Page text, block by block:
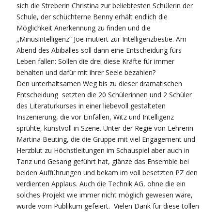
sich die Streberin Christina zur beliebtesten Schülerin der
Schule, der schüchterne Benny erhält endlich die
Möglichkeit Anerkennung zu finden und die
„Minusintelligenz“ Joe mutiert zur Intelligenzbestie. Am
Abend des Abiballes soll dann eine Entscheidung fürs
Leben fallen: Sollen die drei diese Kräfte für immer
behalten und dafür mit ihrer Seele bezahlen?
Den unterhaltsamen Weg bis zu dieser dramatischen
Entscheidung setzten die 20 Schülerinnen und 2 Schüler
des Literaturkurses in einer liebevoll gestalteten
Inszenierung, die vor Einfällen, Witz und Intelligenz
sprühte, kunstvoll in Szene. Unter der Regie von Lehrerin
Martina Beuting, die die Gruppe mit viel Engagement und
Herzblut zu Höchstleitungen im Schauspiel aber auch in
Tanz und Gesang geführt hat, glänze das Ensemble bei
beiden Aufführungen und bekam im voll besetzten PZ den
verdienten Applaus. Auch die Technik AG, ohne die ein
solches Projekt wie immer nicht möglich gewesen wäre,
wurde vom Publikum gefeiert. Vielen Dank für diese tollen